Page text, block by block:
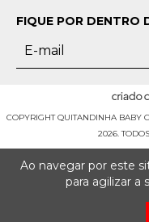
Ao navegar por este
para agilizar a
FIQUE POR DENTRO
COPYRIGHT QUITANDINHA BABY
2026.